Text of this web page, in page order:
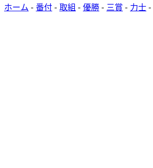
ホーム - 番付- 取組 - 優勝- 三賞 - 力士-